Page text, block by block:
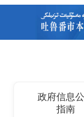
政府信息
指南